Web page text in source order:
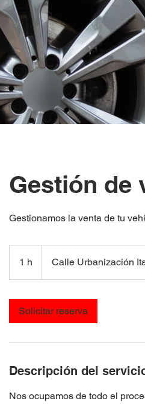
Gestión de
Gestionamos la venta de tu
1 h Calle Urbanización
Solicitar reserva
Descripción del
Nos ocupamos de todo el